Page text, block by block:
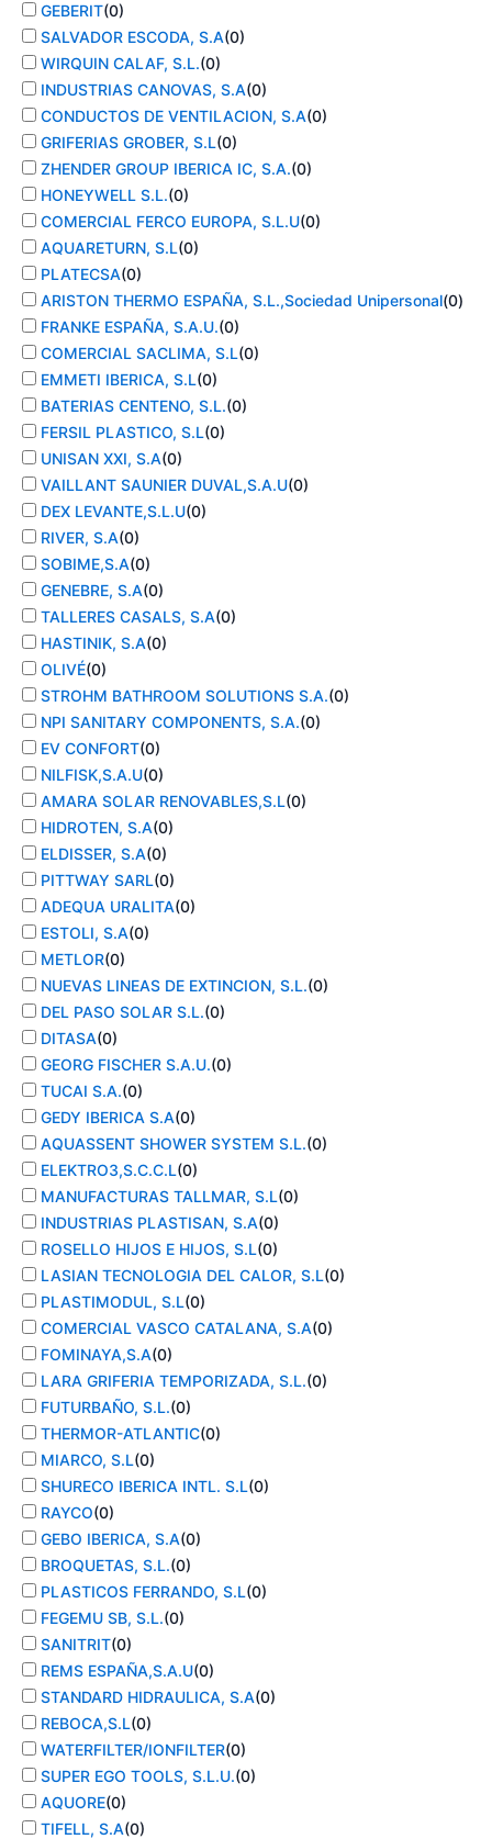
GEBERIT(0)
SALVADOR ESCODA, S.A(0)
WIRQUIN CALAF, S.L.(0)
INDUSTRIAS CANOVAS, S.A(0)
CONDUCTOS DE VENTILACION, S.A(0)
GRIFERIAS GROBER, S.L(0)
ZHENDER GROUP IBERICA IC, S.A.(0)
HONEYWELL S.L.(0)
COMERCIAL FERCO EUROPA, S.L.U(0)
AQUARETURN, S.L(0)
PLATECSA(0)
ARISTON THERMO ESPAÑA, S.L.,Sociedad Unipersonal(0)
FRANKE ESPAÑA, S.A.U.(0)
COMERCIAL SACLIMA, S.L(0)
EMMETI IBERICA, S.L(0)
BATERIAS CENTENO, S.L.(0)
FERSIL PLASTICO, S.L(0)
UNISAN XXI, S.A(0)
VAILLANT SAUNIER DUVAL,S.A.U(0)
DEX LEVANTE,S.L.U(0)
RIVER, S.A(0)
SOBIME,S.A(0)
GENEBRE, S.A(0)
TALLERES CASALS, S.A(0)
HASTINIK, S.A(0)
OLIVÉ(0)
STROHM BATHROOM SOLUTIONS S.A.(0)
NPI SANITARY COMPONENTS, S.A.(0)
EV CONFORT(0)
NILFISK,S.A.U(0)
AMARA SOLAR RENOVABLES,S.L(0)
HIDROTEN, S.A(0)
ELDISSER, S.A(0)
PITTWAY SARL(0)
ADEQUA URALITA(0)
ESTOLI, S.A(0)
METLOR(0)
NUEVAS LINEAS DE EXTINCION, S.L.(0)
DEL PASO SOLAR S.L.(0)
DITASA(0)
GEORG FISCHER S.A.U.(0)
TUCAI S.A.(0)
GEDY IBERICA S.A(0)
AQUASSENT SHOWER SYSTEM S.L.(0)
ELEKTRO3,S.C.C.L(0)
MANUFACTURAS TALLMAR, S.L(0)
INDUSTRIAS PLASTISAN, S.A(0)
ROSELLO HIJOS E HIJOS, S.L(0)
LASIAN TECNOLOGIA DEL CALOR, S.L(0)
PLASTIMODUL, S.L(0)
COMERCIAL VASCO CATALANA, S.A(0)
FOMINAYA,S.A(0)
LARA GRIFERIA TEMPORIZADA, S.L.(0)
FUTURBAÑO, S.L.(0)
THERMOR-ATLANTIC(0)
MIARCO, S.L(0)
SHURECO IBERICA INTL. S.L(0)
RAYCO(0)
GEBO IBERICA, S.A(0)
BROQUETAS, S.L.(0)
PLASTICOS FERRANDO, S.L(0)
FEGEMU SB, S.L.(0)
SANITRIT(0)
REMS ESPAÑA,S.A.U(0)
STANDARD HIDRAULICA, S.A(0)
REBOCA,S.L(0)
WATERFILTER/IONFILTER(0)
SUPER EGO TOOLS, S.L.U.(0)
AQUORE(0)
TIFELL, S.A(0)